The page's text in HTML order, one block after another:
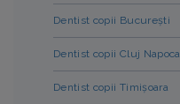
Dentist copii București
Dentist copii Cluj Napoca
Dentist copii Timișoara